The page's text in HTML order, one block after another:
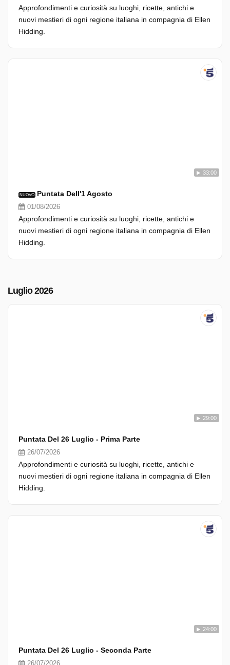
Approfondimenti e curiosità su luoghi, ricette, antichi e
nuovi mestieri di ogni regione italiana in compagnia di Ellen
Hidding.
33:00
NUOVO Puntata Dell'1 Agosto
01/08/2026
Approfondimenti e curiosità su luoghi, ricette, antichi e
nuovi mestieri di ogni regione italiana in compagnia di Ellen
Hidding.
Luglio 2026
29:00
Puntata Del 26 Luglio - Prima Parte
26/07/2026
Approfondimenti e curiosità su luoghi, ricette, antichi e
nuovi mestieri di ogni regione italiana in compagnia di Ellen
Hidding.
24:00
Puntata Del 26 Luglio - Seconda Parte
26/07/2026